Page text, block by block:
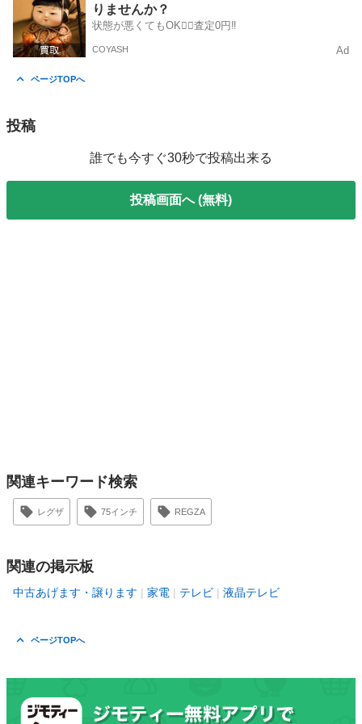
りませんか？
状態が悪くてもOK🙆‍♀️査定0円‼️
COYASH Ad
ページTOPへ
投稿
誰でも今すぐ30秒で投稿出来る
投稿画面へ (無料)
関連キーワード検索
レグザ 75インチ REGZA
関連の掲示板
中古あげます・譲ります 家電 テレビ 液晶テレビ
ページTOPへ